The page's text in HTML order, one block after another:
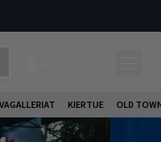
KIERTUE OLD